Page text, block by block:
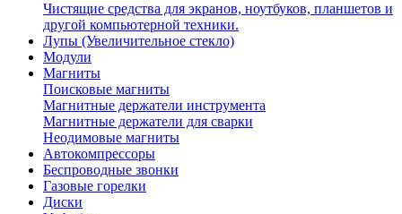
Чистящие средства для экранов, ноутбуков, планшетов и
другой компьютерной техники.
Лупы (Увеличительное стекло)
Модули
Магниты
Поисковые магниты
Магнитные держатели инструмента
Магнитные держатели для сварки
Неодимовые магниты
Автокомпрессоры
Беспроводные звонки
Газовые горелки
Диски